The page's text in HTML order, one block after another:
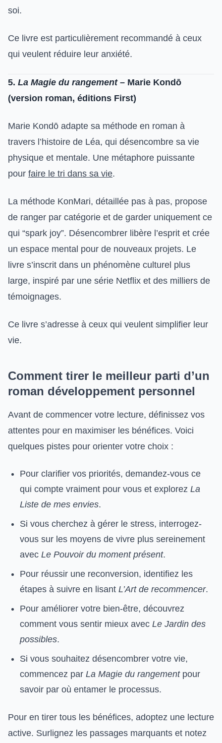
soi.
Ce livre est particulièrement recommandé à ceux
qui veulent réduire leur anxiété.
5. La Magie du rangement– Marie Kondō
(version roman, éditions First)
Marie Kondō adapte sa méthode en roman à
travers l’histoire de Léa, qui désencombre sa vie
physique et mentale. Une métaphore puissante
pour faire le tri dans sa vie.
La méthode KonMari, détaillée pas à pas, propose
de ranger par catégorie et de garder uniquement ce
qui “spark joy”. Désencombrer libère l’esprit et crée
un espace mental pour de nouveaux projets. Le
livre s’inscrit dans un phénomène culturel plus
large, inspiré par une série Netflix et des milliers de
témoignages.
Ce livre s’adresse à ceux qui veulent simplifier leur
vie.
Comment tirer le meilleur parti d’un
roman développement personnel
Avant de commencer votre lecture, définissez vos
attentes pour en maximiser les bénéfices. Voici
quelques pistes pour orienter votre choix :
Pour clarifier vos priorités, demandez-vous ce
qui compte vraiment pour vous et explorez La
Liste de mes envies.
Si vous cherchez à gérer le stress, interrogez-
vous sur les moyens de vivre plus sereinement
avec Le Pouvoir du moment présent.
Pour réussir une reconversion, identifiez les
étapes à suivre en lisant L’Art de recommencer.
Pour améliorer votre bien-être, découvrez
comment vous sentir mieux avec Le Jardin des
possibles.
Si vous souhaitez désencombrer votre vie,
commencez par La Magie du rangementpour
savoir par où entamer le processus.
Pour en tirer tous les bénéfices, adoptez une lecture
active. Surlignez les passages marquants et notez